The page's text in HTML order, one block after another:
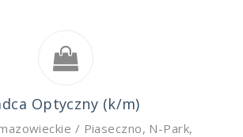
Optyczny (k/m)
/ Piaseczno, N-Park,